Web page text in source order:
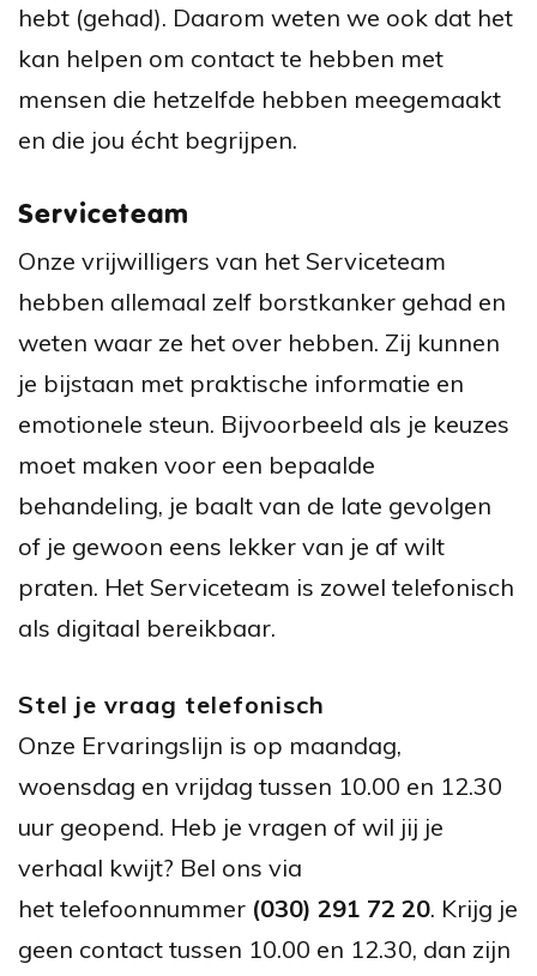
hebt (gehad). Daarom weten we ook dat het
kan helpen om contact te hebben met
mensen die hetzelfde hebben meegemaakt
en die jou écht begrijpen.
Serviceteam
Onze vrijwilligers van het Serviceteam
hebben allemaal zelf borstkanker gehad en
weten waar ze het over hebben. Zij kunnen
je bijstaan met praktische informatie en
emotionele steun. Bijvoorbeeld als je keuzes
moet maken voor een bepaalde
behandeling, je baalt van de late gevolgen
of je gewoon eens lekker van je af wilt
praten. Het Serviceteam is zowel telefonisch
als digitaal bereikbaar.
Stel je vraag telefonisch
Onze Ervaringslijn is op maandag,
woensdag en vrijdag tussen 10.00 en 12.30
uur geopend. Heb je vragen of wil jij je
verhaal kwijt? Bel ons via
het telefoonnummer (030) 291 72 20. Krijg je
geen contact tussen 10.00 en 12.30, dan zijn